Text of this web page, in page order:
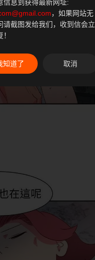
信息到获得最新网址:
，如果网站无
请截图发给我们，收到信会立
知道了 取消